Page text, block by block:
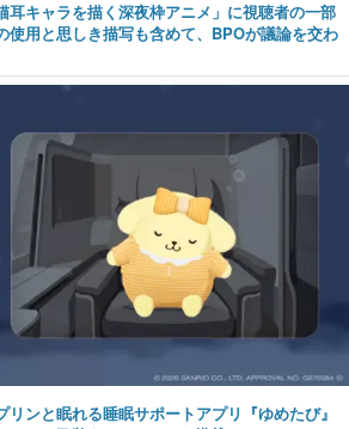
耳キャラを描く深夜枠アニメ」に視聴者の一部
使用と思しき描写も含めて、BPOが議論を交わ
ンと眠れる睡眠サポートアプリ『ゆめたび』